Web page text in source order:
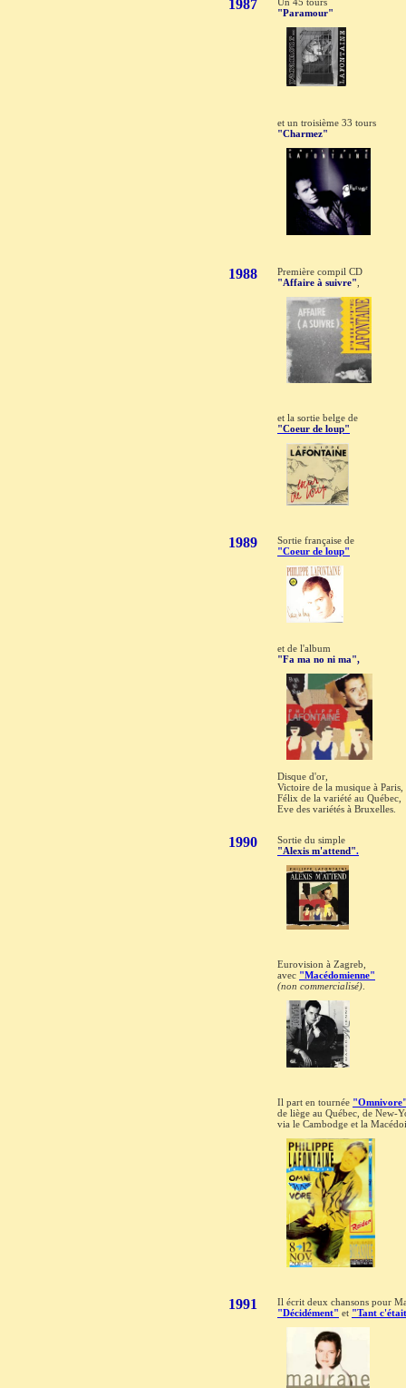
1987
"Paramour"
et un troisième 33 tours
"Charmez"
1988
Première compil CD
"Affaire à suivre"
et la sortie belge de
"Coeur de loup"
1989
Sortie française de
"Coeur de loup"
et de l'album
"Fa ma no ni ma",
Disque d'or,
Victoire de la musique à Paris,
Félix de la variété au Québec,
Eve des variétés à Bruxelles.
1990
Sortie du simple
"Alexis m'attend".
Eurovision à Zagreb,
avec "Macédomienne"
(non commercialisé)
Il part en tournée
de liège au Québec, de New-
via le Cambodge et la
1991
Il écrit deux chansons pour
"Décidément" et "Tant